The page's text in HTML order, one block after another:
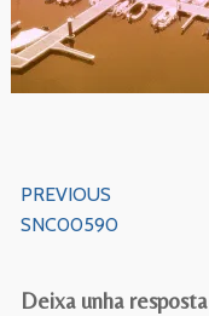
Navegación
de
PREVIOUS
Previous
SNC00590
Deixa unha resposta